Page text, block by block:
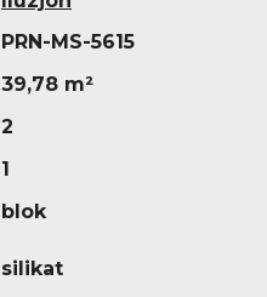
PRN-MS-5615
39,78 m²
2
1
blok
silikat